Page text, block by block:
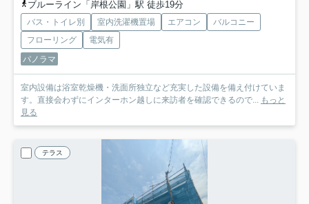
ブルーライン「岸根公園」駅 徒歩19分
バス・トイレ別 室内洗濯機置場 エアコン
バルコニー
フローリング
電気有
パノラマ
室内設備は浴室乾燥機・洗面所独立など充実した設備を備え付けていま
す。直接会わずにインターホン越しに来訪者を確認できるので... もっと
見る
テラス